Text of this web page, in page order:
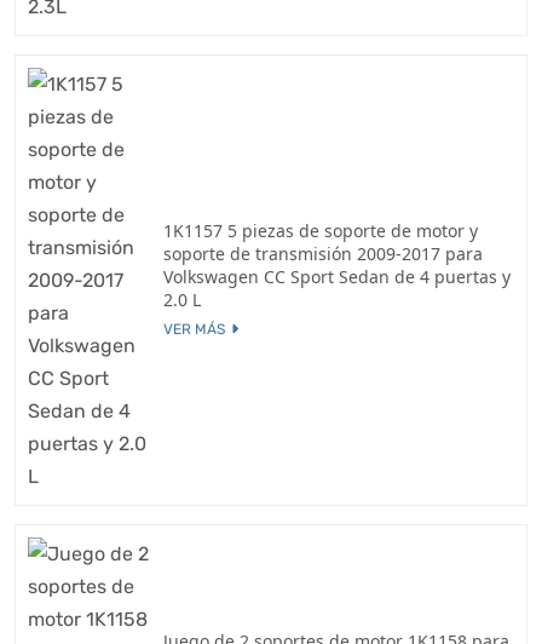
1K1157 5 piezas de soporte de motor y
soporte de transmisión 2009-2017 para
Volkswagen CC Sport Sedan de 4 puertas y
2.0 L
VER MÁS